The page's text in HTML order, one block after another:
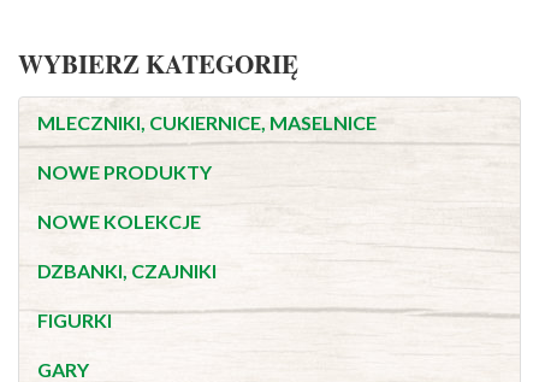
WYBIERZ KATEGORIĘ
MLECZNIKI, CUKIERNICE, MASELNICE
NOWE PRODUKTY
NOWE KOLEKCJE
DZBANKI, CZAJNIKI
FIGURKI
GARY